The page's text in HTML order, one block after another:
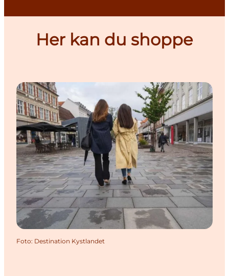
Her kan du shoppe
Foto: Destination Kystlandet